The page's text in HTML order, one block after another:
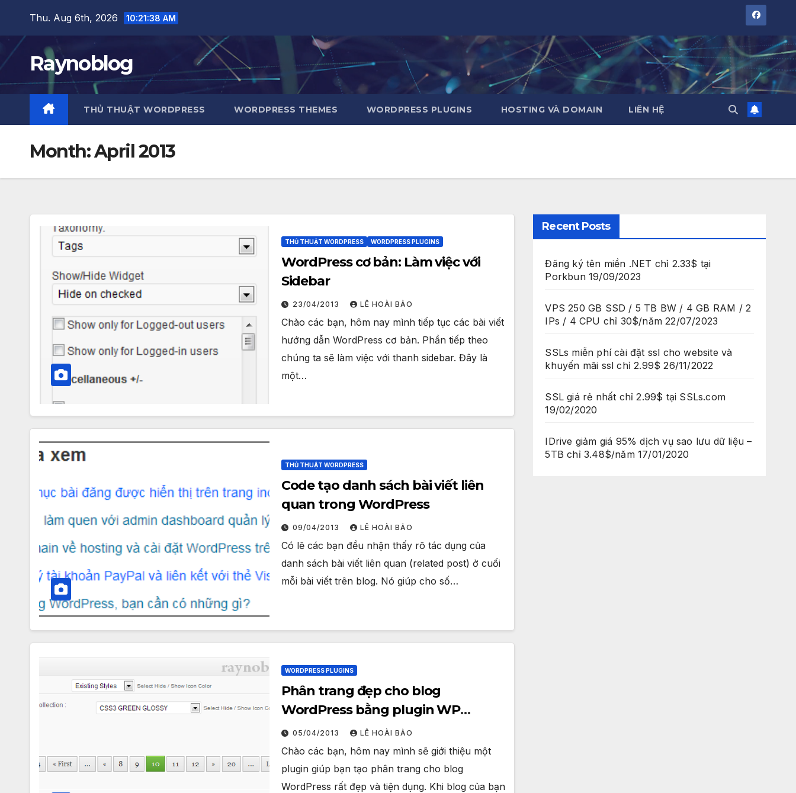
content
Thu. Aug 6th, 2026 10:21:39 AM
Raynoblog
THỦ THUẬT WORDPRESS WORDPRESS THEMES WORDPRESS PLUGINS HOSTING VÀ DOMAIN LIÊN HỆ
Month:April 2013
THỦ THUẬT WORDPRESS WORDPRESS PLUGINS
WordPress cơ bản: Làm việc với
Sidebar
23/04/2013 LÊ HOÀI BẢO
Chào các bạn, hôm nay mình tiếp tục các bài viết
hướng dẫn WordPress cơ bản. Phần tiếp theo
chúng ta sẽ làm việc với thanh sidebar. Đây là
một…
THỦ THUẬT WORDPRESS
Code tạo danh sách bài viết liên
quan trong WordPress
09/04/2013 LÊ HOÀI BẢO
Có lẽ các bạn đều nhận thấy rõ tác dụng của
danh sách bài viết liên quan (related post) ở cuối
mỗi bài viết trên blog. Nó giúp cho số…
WORDPRESS PLUGINS
Phân trang đẹp cho blog
WordPress bằng plugin WP
PageNavi
05/04/2013 LÊ HOÀI BẢO
Chào các bạn, hôm nay mình sẽ giới thiệu một
plugin giúp bạn tạo phân trang cho blog
WordPress rất đẹp và tiện dụng. Khi blog của bạn
Recent Posts
Đăng ký tên miền .NET chỉ 2.33$ tại
Porkbun 19/09/2023
VPS 250 GB SSD / 5 TB BW / 4 GB RAM / 2
IPs / 4 CPU chỉ 30$/năm 22/07/2023
SSLs miễn phí cài đặt ssl cho website và
khuyến mãi ssl chỉ 2.99$ 26/11/2022
SSL giá rẻ nhất chỉ 2.99$ tại SSLs.com
19/02/2020
IDrive giảm giá 95% dịch vụ sao lưu dữ liệu –
5TB chỉ 3.48$/năm 17/01/2020